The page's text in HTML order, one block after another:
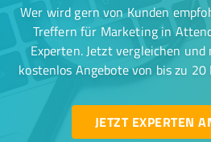
Wer wird gern von Kunden
Treffern für Marketing in
Experten. Jetzt vergleichen
kostenlos Angebote von bis zu
JETZT EXPERTEN